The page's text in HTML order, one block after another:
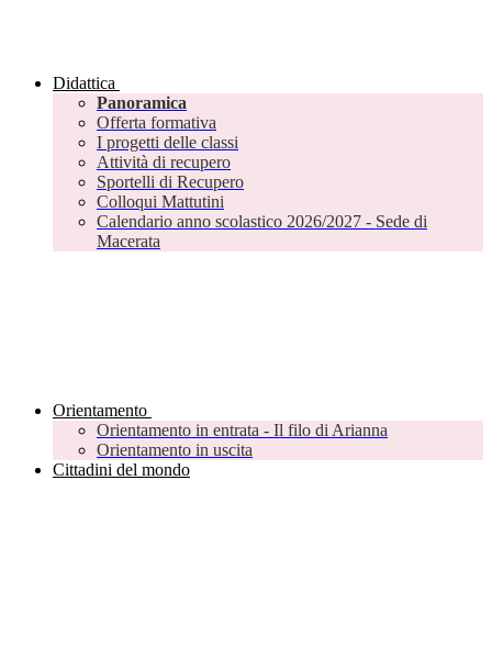
Didattica
Panoramica
Offerta formativa
I progetti delle classi
Attività di recupero
Sportelli di Recupero
Colloqui Mattutini
Calendario anno scolastico 2026/2027 - Sede di
Macerata
Orientamento
Orientamento in entrata - Il filo di Arianna
Orientamento in uscita
Cittadini del mondo